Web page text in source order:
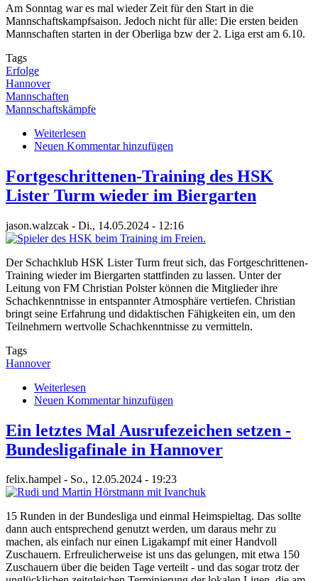
Am Sonntag war es mal wieder Zeit für den Start in die
Mannschaftskampfsaison. Jedoch nicht für alle: Die ersten beiden
Mannschaften starten in der Oberliga bzw der 2. Liga erst am 6.10.
Tags
Erfolge
Hannover
Mannschaften
Mannschaftskämpfe
Weiterlesen
Personalprobleme
Saisonstart
Neuen Kommentar hinzufügen
Fortgeschrittenen-Training des HSK
Lister Turm wieder im Biergarten
jason.walzcak - Di., 14.05.2024 - 12:16
Der Schachklub HSK Lister Turm freut sich, das Fortgeschrittenen-
Training wieder im Biergarten stattfinden zu lassen. Unter der
Leitung von FM Christian Polster können die Mitglieder ihre
Schachkenntnisse in entspannter Atmosphäre vertiefen. Christian
bringt seine Erfahrung und didaktischen Fähigkeiten ein, um den
Teilnehmern wertvolle Schachkenntnisse zu vermitteln.
Tags
Hannover
Weiterlesen
Fortgeschrittenen-
des
HSK
Lister
wieder
im
Neuen Kommentar hinzufügen
Ein letztes Mal Ausrufezeichen setzen -
Bundesligafinale in Hannover
felix.hampel - So., 12.05.2024 - 19:23
15 Runden in der Bundesliga und einmal Heimspieltag. Das sollte
dann auch entsprechend genutzt werden, um daraus mehr zu
machen, als einfach nur einen Ligakampf mit einer Handvoll
Zuschauern. Erfreulicherweise ist uns das gelungen, mit etwa 150
Zuschauern über die beiden Tage verteilt - und das sogar trotz der